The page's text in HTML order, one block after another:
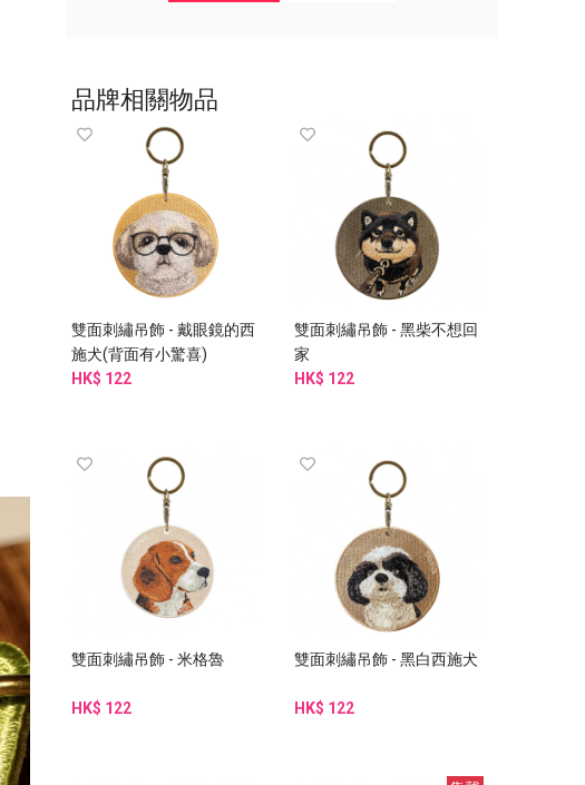
品牌相關物品
雙面刺繡吊飾 - 戴眼鏡的西
施犬(背面有小驚喜)
HK$ 122
雙面刺繡吊飾 - 黑柴不想回
家
HK$ 122
雙面刺繡吊飾 - 米格魯
HK$ 122
雙面刺繡吊飾 - 黑白西施犬
HK$ 122